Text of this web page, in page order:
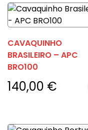
CAVAQUINHO
BRASILEIRO – APC
BRO100
140,00 €